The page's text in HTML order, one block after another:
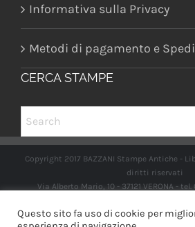
Informativa sulla Privacy
Metodi di pagamento e
CERCA STAMPE
Copyright 2017 BAZZANI Stampe Antiche -
diritti riservati
Via Alberto Mario, 10 - 37121 VERONA -
IT03989970235
Questo sito fa uso di cookie per